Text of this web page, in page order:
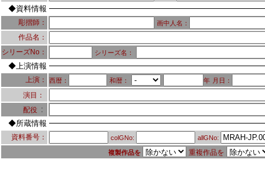
◆資料情報
彫摺師： 画中人名：
作品名：
シリーズNo：
シリーズ名：
◆上演情報
上演： 西暦： 和暦： 年 月日：
演目：
配役 ：
◆所蔵情報
資料番号： colGNo: allGNo:
複製作品を 重複作品を